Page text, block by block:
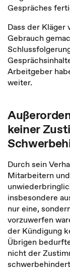
Gespräches
Dass der
Gebrauch
Arbeitgeber
weiter.
keiner
Durch sein
Mitarbeitern
insbesondere
nur eine,
vorzuwerfen
der Kündigung
Übrigen
nicht der